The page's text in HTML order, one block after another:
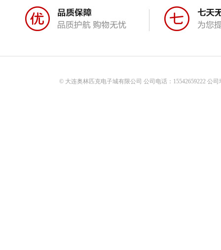
© 大连奥林匹克电子城有限公司 公司电话：15542659222 公